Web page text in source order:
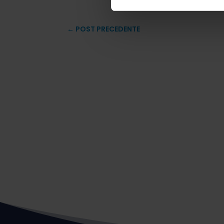
← POST PRECEDENTE